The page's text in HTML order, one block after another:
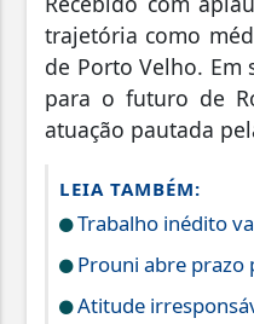
trajetória como
de Porto Velho. Em
para o futuro de
atuação pautada
LEIA TAMBÉM:
Trabalho inédito
Prouni abre prazo
Atitude